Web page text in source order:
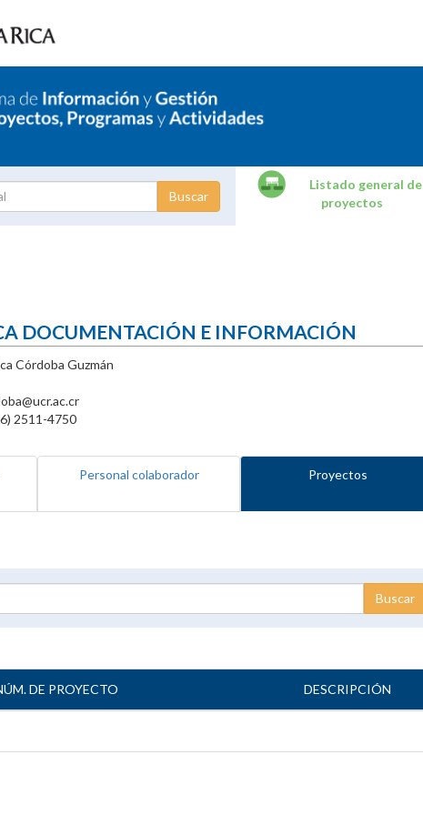
Listado general de
proyectos
DOCUMENTACIÓN E INFORMACIÓN
Córdoba Guzmán
2511-4750
Personal colaborador Proyectos
DE PROYECTO DESCRIPCIÓN